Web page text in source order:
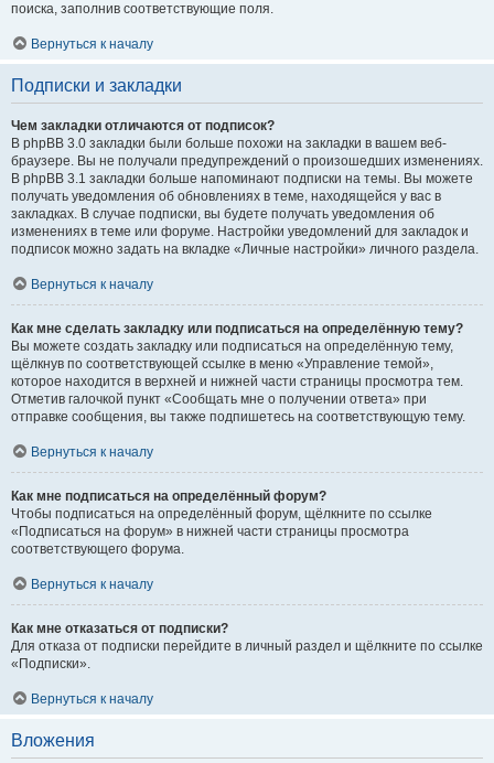
поиска, заполнив соответствующие поля.
Вернуться к началу
Подписки и закладки
Чем закладки отличаются от подписок?
В phpBB 3.0 закладки были больше похожи на закладки в вашем веб-
браузере. Вы не получали предупреждений о произошедших изменениях.
В phpBB 3.1 закладки больше напоминают подписки на темы. Вы можете
получать уведомления об обновлениях в теме, находящейся у вас в
закладках. В случае подписки, вы будете получать уведомления об
изменениях в теме или форуме. Настройки уведомлений для закладок и
подписок можно задать на вкладке «Личные настройки» личного раздела.
Вернуться к началу
Как мне сделать закладку или подписаться на определённую тему?
Вы можете создать закладку или подписаться на определённую тему,
щёлкнув по соответствующей ссылке в меню «Управление темой»,
которое находится в верхней и нижней части страницы просмотра тем.
Отметив галочкой пункт «Сообщать мне о получении ответа» при
отправке сообщения, вы также подпишетесь на соответствующую тему.
Вернуться к началу
Как мне подписаться на определённый форум?
Чтобы подписаться на определённый форум, щёлкните по ссылке
«Подписаться на форум» в нижней части страницы просмотра
соответствующего форума.
Вернуться к началу
Как мне отказаться от подписки?
Для отказа от подписки перейдите в личный раздел и щёлкните по ссылке
«Подписки».
Вернуться к началу
Вложения